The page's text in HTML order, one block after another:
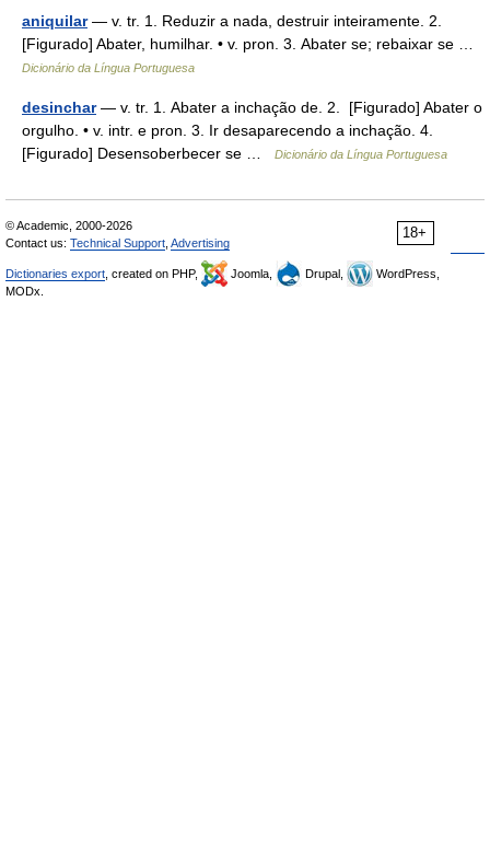
aniquilar— v. tr. 1. Reduzir a nada, destruir inteiramente. 2.
[Figurado] Abater, humilhar. • v. pron. 3. Abater se; rebaixar se …
Dicionário da Língua Portuguesa
desinchar— v. tr. 1. Abater a inchação de. 2. [Figurado] Abater o
orgulho. • v. intr. e pron. 3. Ir desaparecendo a inchação. 4.
[Figurado] Desensoberbecer se …
Dicionário da Língua Portuguesa
18+
© Academic, 2000-2026
Contact us: Technical Support Advertising
Dictionaries export , created on PHP, Joomla, Drupal,
WordPress,
MODx.